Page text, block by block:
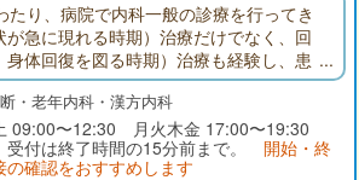
たり、病院で内科一般の診療を行ってき
が急に現れる時期）治療だけでなく、回
体回復を図る時期）治療も経験し、患
のみならず、ADL（日常生活動作）やQ
ための生活指導や治療の重要性を痛感し
とがあれば、遠慮なく当クリニックに
説明を心掛け、治療内容を相談させて頂
・老年内科・漢方内科
09:00〜12:30 月火木金 17:00〜19:30
付は終了時間の15分前まで。 開始・終
の確認をおすすめします